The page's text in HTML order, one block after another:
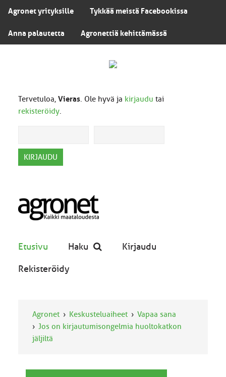
Agronet yrityksille Tykkää meistä Facebookissa
Anna palautetta Agronettiä kehittämässä
Tervetuloa, Vieras. Ole hyvä ja kirjaudu tai
rekisteröidy.
Etusivu Haku Kirjaudu
Rekisteröidy
Agronet Keskusteluaiheet
Vapaa sana
Jos on kirjautumisongelmia huoltokatkon
jäljiltä